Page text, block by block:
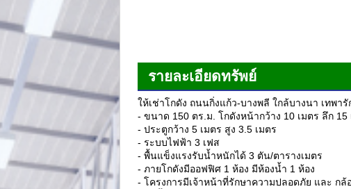
รายละเอียดทรัพย์
ให้เช่าโกดัง ถนนกิ่งแก้ว-บางพลี ใกล้บางนา เทพารั
- ขนาด 150 ตร.ม. โกดังหน้ากว้าง 10 เมตร ลึก 15
- ประตูกว้าง 5 เมตร สูง 3.5 เมตร
- ระบบไฟฟ้า 3 เฟส
- พื้นแข็งแรงรับน้ำหนักได้ 3 ตัน/ตารางเมตร
- ภายโกดังมีออฟฟิศ 1 ห้อง มีห้องน้ำ 1 ห้อง
- โครงการมีเจ้าหน้าที่รักษาความปลอดภัย และ กล้